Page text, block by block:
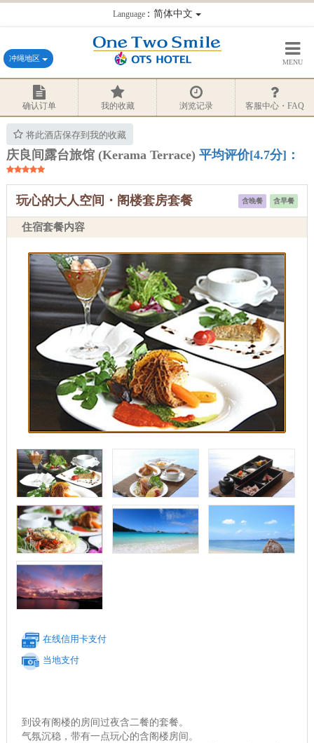
Language：简体中文
冲绳地区 MENU
确认订单 我的收藏 浏览记录 客服中心・FAQ
将此酒店保存到我的收藏
庆良间露台旅馆 (Kerama Terrace) 平均评价[4.7分]：
含早餐
含晚餐
玩心的大人空间・阁楼套房套餐
住宿套餐内容
在线信用卡支付
当地支付
到设有阁楼的房间过夜含二餐的套餐。
气氛沉稳，带有一点玩心的含阁楼房间。